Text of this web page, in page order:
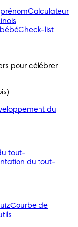
Calculateur
Check-list
pour célébrer
du
tout-
du tout-
Courbe de